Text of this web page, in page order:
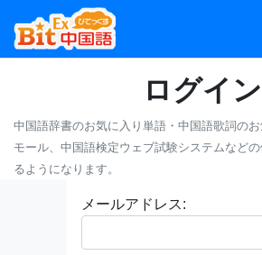
ログイン
中国語辞書のお気に入り単語・中国語歌詞の
モール、中国語検定ウェブ試験システムなど
るようになります。
メールアドレス: